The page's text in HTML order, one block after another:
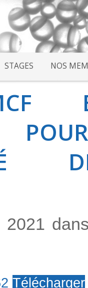
STAGES NOS
2021
Télécharger